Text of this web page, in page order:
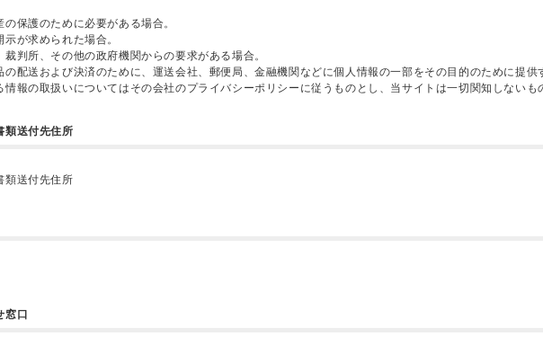
保護のために必要がある場合。
示が求められた場合。
裁判所、その他の政府機関からの要求がある場合。
の配送および決済のために、運送会社、郵便局、金融機関などに個人情報の一部をその目的のために提供
情報の取扱いについてはその会社のプライバシーポリシーに従うものとし、当サイトは一切関知しないも
類送付先住所
類送付先住所
窓口